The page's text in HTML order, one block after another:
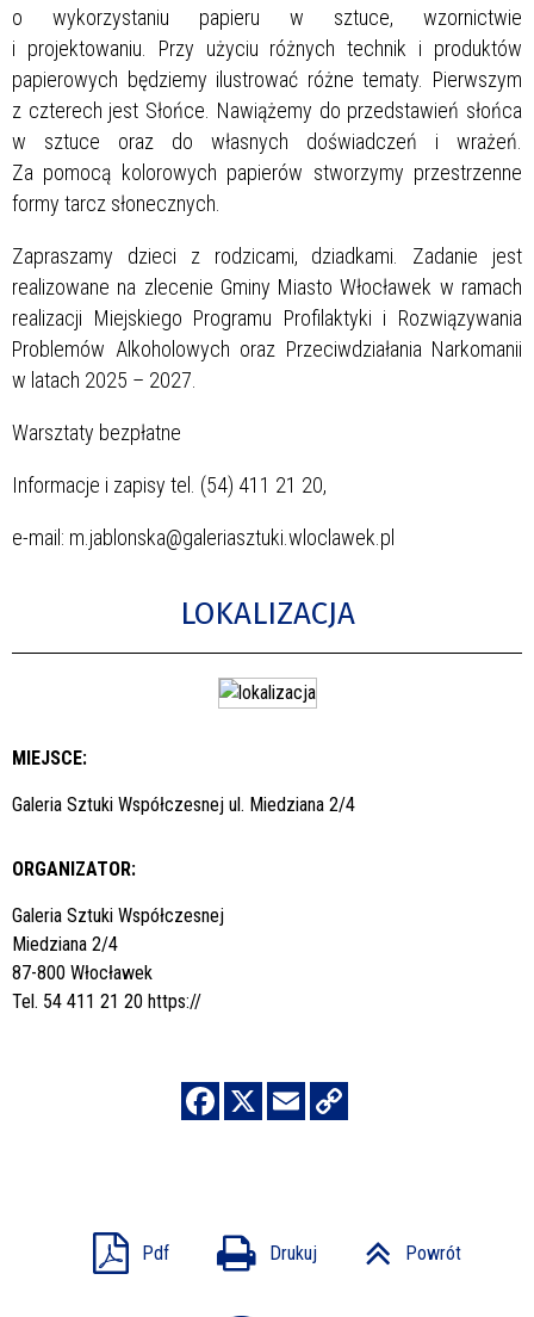
o wykorzystaniu papieru w sztuce, wzornictwie
i projektowaniu. Przy użyciu różnych technik i produktów
papierowych będziemy ilustrować różne tematy. Pierwszym
z czterech jest Słońce. Nawiążemy do przedstawień słońca
w sztuce oraz do własnych doświadczeń i wrażeń.
Za pomocą kolorowych papierów stworzymy przestrzenne
formy tarcz słonecznych.
Zapraszamy dzieci z rodzicami, dziadkami. Zadanie jest
realizowane na zlecenie Gminy Miasto Włocławek w ramach
realizacji Miejskiego Programu Profilaktyki i Rozwiązywania
Problemów Alkoholowych oraz Przeciwdziałania Narkomanii
w latach 2025 – 2027.
Warsztaty bezpłatne
Informacje i zapisy tel. (54) 411 21 20,
e-mail: m.jablonska@galeriasztuki.wloclawek.pl
LOKALIZACJA
MIEJSCE:
Galeria Sztuki Współczesnej ul. Miedziana 2/4
ORGANIZATOR:
Galeria Sztuki Współczesnej
Miedziana 2/4
87-800 Włocławek
Tel. 54 411 21 20 https://
Pdf Drukuj Powrót